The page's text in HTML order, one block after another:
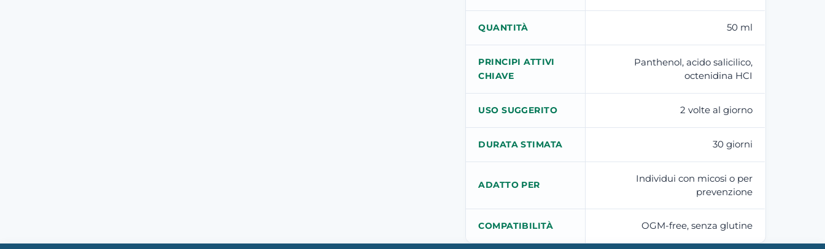
QUANTITÀ 50 ml
PRINCIPI ATTIVI
CHIAVE
Panthenol, acido salicilico,
octenidina HCI
USO SUGGERITO 2 volte al giorno
DURATA STIMATA 30 giorni
ADATTO PER
Individui con micosi o per
prevenzione
COMPATIBILITÀ OGM-free, senza glutine